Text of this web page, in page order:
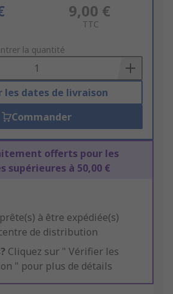
9,00 €
TTC
la quantité
les dates de livraison
Commander
offerts pour les
supérieures à 50,00 €
à être expédiée(s)
de distribution
Cliquez sur " Vérifier les
" pour plus de détails